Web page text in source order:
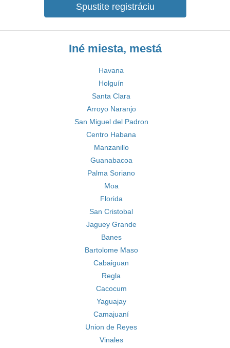
Spustite registráciu
Iné miesta, mestá
Havana
Holguín
Santa Clara
Arroyo Naranjo
San Miguel del Padron
Centro Habana
Manzanillo
Guanabacoa
Palma Soriano
Moa
Florida
San Cristobal
Jaguey Grande
Banes
Bartolome Maso
Cabaiguan
Regla
Cacocum
Yaguajay
Camajuaní
Union de Reyes
Vinales